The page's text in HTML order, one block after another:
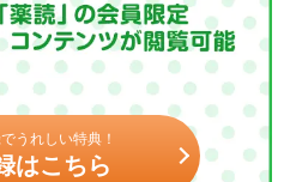
うれしい特典！
はこちら